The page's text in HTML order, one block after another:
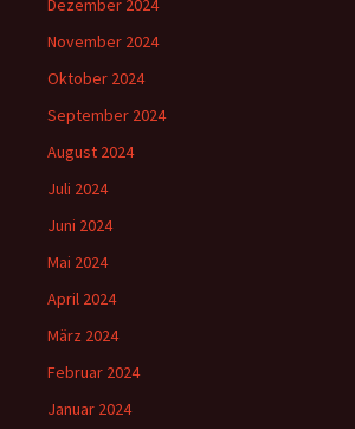
Dezember 2024
November 2024
Oktober 2024
September 2024
August 2024
Juli 2024
Juni 2024
Mai 2024
April 2024
März 2024
Februar 2024
Januar 2024